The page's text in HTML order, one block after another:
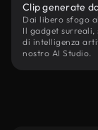
Clip generate
Dai libero sfogo
Il gadget
di intelligenza
nostro AI Studio.